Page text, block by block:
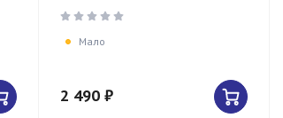
Мало
2 490 ₽